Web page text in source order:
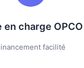
en charge OPCO
facilité